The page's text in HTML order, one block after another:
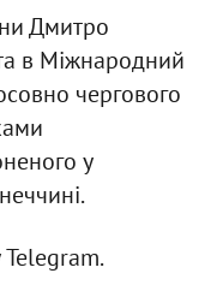
Дмитро
в Міжнародний
чергового
у
Telegram.